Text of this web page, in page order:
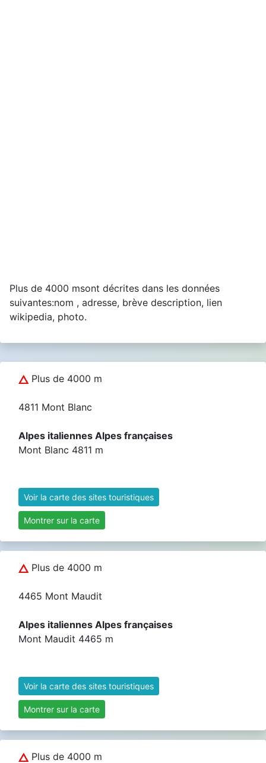
Plus de 4000 msont décrites dans les données
suivantes:nom , adresse, brève description, lien
wikipedia, photo.
Plus de 4000 m
4811 Mont Blanc
Alpes italiennes Alpes françaises
Mont Blanc 4811 m
Voir la carte des sites touristiques
Montrer sur la carte
Plus de 4000 m
4465 Mont Maudit
Alpes italiennes Alpes françaises
Mont Maudit 4465 m
Voir la carte des sites touristiques
Montrer sur la carte
Plus de 4000 m